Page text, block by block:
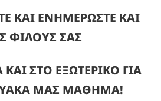
ΚΑΙ ΕΝΗΜΕΡΩΣΤΕ ΚΑΙ
ΦΙΛΟΥΣ ΣΑΣ
ΣΤΟ ΕΞΩΤΕΡΙΚΟ ΓΙΑ
ΜΑΣ ΜΑΘΗΜΑ!